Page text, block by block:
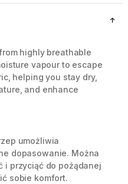
highly breathable
vapour to escape
helping you stay dry,
and enhance
umożliwia
dopasowanie. Można
i przyciąć do pożądanej
sobie komfort.